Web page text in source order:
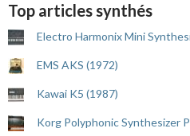
Top articles synthés
Electro Harmonix Mini
EMS AKS (1972)
Kawai K5 (1987)
Korg Polyphonic Synthesizer